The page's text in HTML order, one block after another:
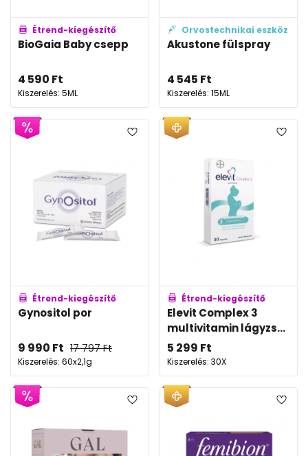
Étrend-kiegészítő
BioGaia Baby csepp
4 590 Ft
Kiszerelés: 5ML
Orvostechnikai eszköz
Akustone fülspray
4 545 Ft
Kiszerelés: 15ML
Étrend-kiegészítő
Gynositol por
9 990 Ft 17 797Ft
Kiszerelés: 60x2,1g
Étrend-kiegészítő
Elevit Complex 3
multivitamin lágyzs...
5 299 Ft
Kiszerelés: 30X